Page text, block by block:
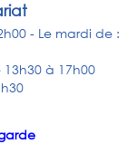
- Le mardi de :
à 17h00